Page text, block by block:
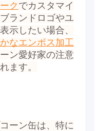
ク でカスタマイ
ランドロゴやユ
示したい場合、
なエンボス加工
ン愛好家の注意
ます。
ーン缶は、特に